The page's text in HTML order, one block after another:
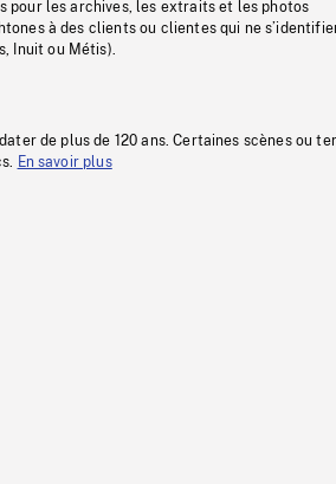
pour les archives, les extraits et les photos
à des clients ou clientes qui ne
Inuit ou Métis).
de plus de 120 ans. Certaines scènes ou
En savoir plus